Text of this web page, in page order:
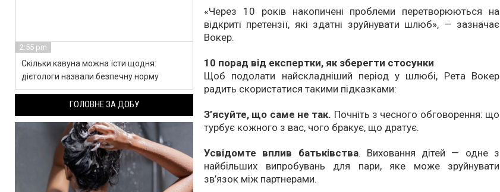
«Через 10 років накопичені проблеми перетворюються на
відкриті претензії, які здатні зруйнувати шлюб», — зазначає
Вокер.
10 порад від експертки, як зберегти стосунки
Щоб подолати найскладніший період у шлюбі, Рета Вокер
радить скористатися такими підказками:
З’ясуйте, що саме не так. Почніть з чесного обговорення: що
турбує кожного з вас, чого бракує, що дратує.
Усвідомте вплив батьківства. Виховання дітей — одне з
найбільших випробувань для пари, яке може зруйнувати
зв’язок між партнерами.
2:55 pm
Скільки кавуна можна їсти щодня:
дієтологи назвали безпечну норму
ГОЛОВНЕ ЗА ДОБУ